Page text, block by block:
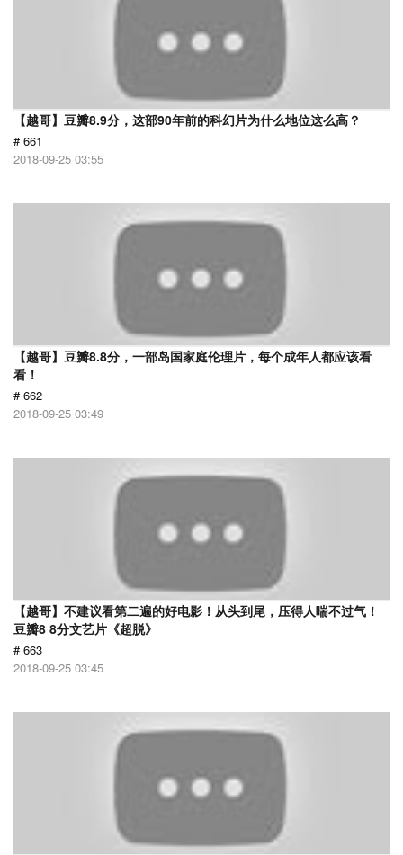
【越哥】豆瓣8.9分，这部90年前的科幻片为什么地位这么高？
# 661
2018-09-25 03:55
【越哥】豆瓣8.8分，一部岛国家庭伦理片，每个成年人都应该看
看！
# 662
2018-09-25 03:49
【越哥】不建议看第二遍的好电影！从头到尾，压得人喘不过气！
豆瓣8 8分文艺片《超脱》
# 663
2018-09-25 03:45